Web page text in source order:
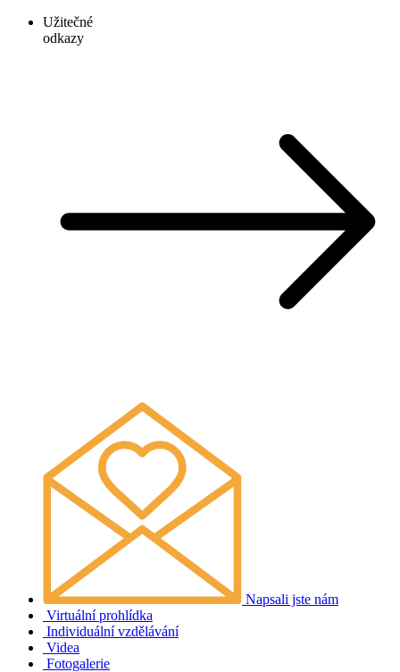
Užitečné
odkazy
Napsali jste nám
Virtuální prohlídka
Individuální vzdělávání
Videa
Fotogalerie